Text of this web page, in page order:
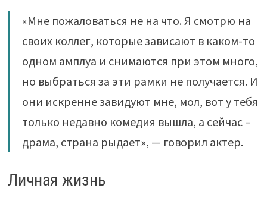
«Мне пожаловаться не на что. Я смотрю на
своих коллег, которые зависают в каком-то
одном амплуа и снимаются при этом много,
но выбраться за эти рамки не получается. И
они искренне завидуют мне, мол, вот у тебя
только недавно комедия вышла, а сейчас –
драма, страна рыдает», — говорил актер.
Личная жизнь